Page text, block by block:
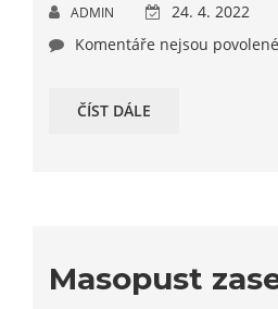
ADMIN
24. 4. 2022
Komentáře nejsou povolené
ČÍST DÁLE
Masopust